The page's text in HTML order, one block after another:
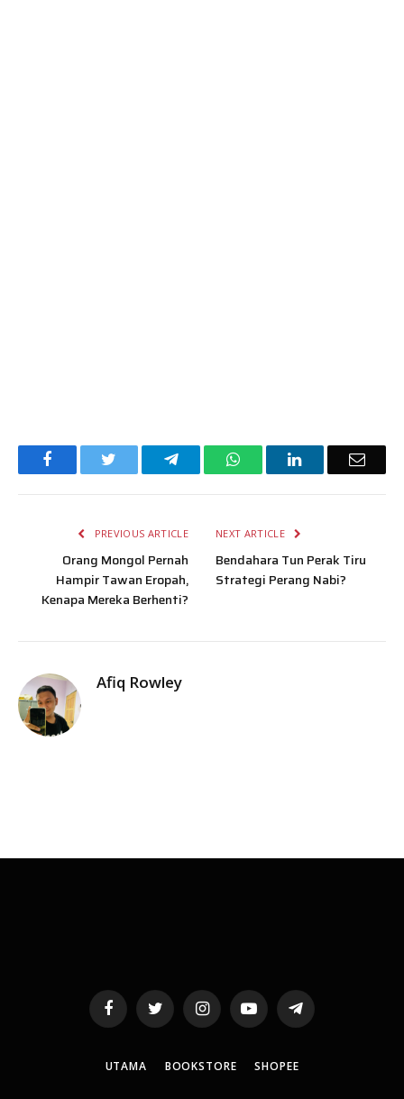
Facebook TelegramWhatsAppLinkedIn Email
PREVIOUS ARTICLE
Orang Mongol Pernah
Hampir Tawan Eropah,
Kenapa Mereka Berhenti?
NEXT ARTICLE
Bendahara Tun Perak Tiru
Strategi Perang Nabi?
Afiq Rowley
FacebookTwitter InstagramYouTubeTelegram
UTAMA BOOKSTORE SHOPEE